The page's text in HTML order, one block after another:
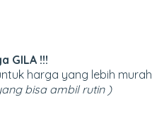
GILA !!!
harga yang lebih murah
bisa ambil rutin )